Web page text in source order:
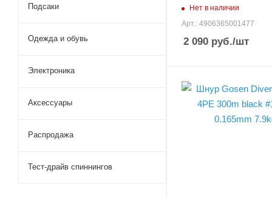
4
Цвет лески
Нет в наличии
Арт.: 4906365001477
2 090 руб./шт
Модель шнура, лески
Диаметр лески, PE
Подсаки
Одежда и обувь
Электроника
Аксессуары
Распродажа
Тест-драйв спиннингов